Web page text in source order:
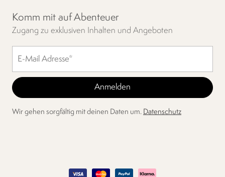
Komm mit auf Abenteuer
Zugang zu exklusiven Inhalten und Angeboten
Wir gehen sorgfältig mit deinen Daten um. Datenschutz